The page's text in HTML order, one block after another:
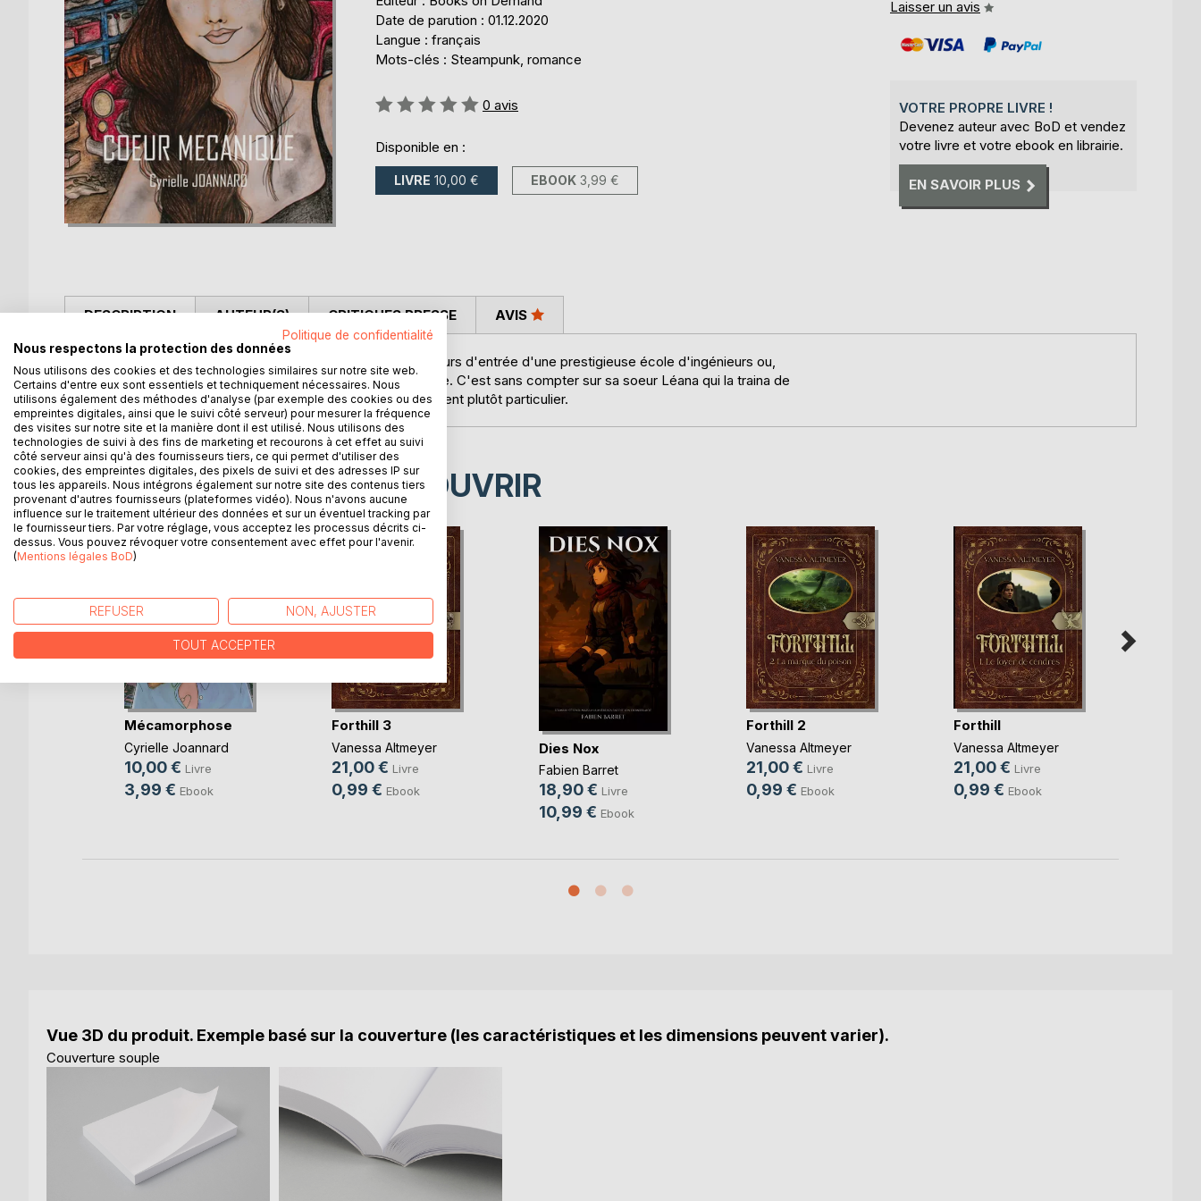
Date de parution : 01.12.2020
Langue : français
Mots-clés : Steampunk, romance
Évaluation:
0 avis
Disponible en :
LIVRE 10,00 € EBOOK 3,99 €
Laisser un avis
VOTRE PROPRE LIVRE !
Devenez auteur avec BoD et vendez
votre livre et votre ebook en librairie.
EN SAVOIR PLUS
DESCRIPTION
L'avenir de Mélody était déjà tout tracé : réussir le concours d'entrée d'une prestigieuse école d'ingénieurs ou,
dans le cas contraire, travailler dans le garage de son père. C'est sans compter sur sa soeur Léana qui la traina de
force au bal du gouverneur, où elle fit la rencontre d'un client plutôt particulier.
AUTEUR(S) CRITIQUES PRESSE AVIS
D’AUTRES TITRES À DÉCOUVRIR
Mécamorphose
Cyrielle Joannard
10,00 € Livre
3,99 € Ebook
Forthill 3
Vanessa Altmeyer
21,00 € Livre
0,99 € Ebook
Dies Nox
Fabien Barret
18,90 € Livre
10,99 € Ebook
Forthill 2
Vanessa Altmeyer
21,00 € Livre
0,99 € Ebook
Forthill
Vanessa Altmeyer
21,00 € Livre
0,99 € Ebook
Vue 3D du produit. Exemple basé sur la couverture (les caractéristiques et les dimensions peuvent varier).
Couverture souple
Politique de confidentialité
Nous respectons la protection des données
Nous utilisons des cookies et des technologies similaires sur notre site web.
Certains d'entre eux sont essentiels et techniquement nécessaires. Nous
utilisons également des méthodes d'analyse (par exemple des cookies ou des
empreintes digitales, ainsi que le suivi côté serveur) pour mesurer la fréquence
des visites sur notre site et la manière dont il est utilisé. Nous utilisons des
technologies de suivi à des fins de marketing et recourons à cet effet au suivi
côté serveur ainsi qu'à des fournisseurs tiers, ce qui permet d'utiliser des
cookies, des empreintes digitales, des pixels de suivi et des adresses IP sur
tous les appareils. Nous intégrons également sur notre site des contenus tiers
provenant d'autres fournisseurs (plateformes vidéo). Nous n'avons aucune
influence sur le traitement ultérieur des données et sur un éventuel tracking par
le fournisseur tiers. Par votre réglage, vous acceptez les processus décrits ci-
dessus. Vous pouvez révoquer votre consentement avec effet pour l'avenir.
(Mentions légales BoD)
REFUSER NON, AJUSTER
TOUT ACCEPTER